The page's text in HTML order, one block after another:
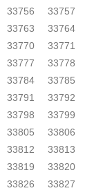
33756
33757
33763
33764
33770
33771
33777
33778
33784
33785
33791
33792
33798
33799
33805
33806
33812
33813
33819
33820
33826
33827